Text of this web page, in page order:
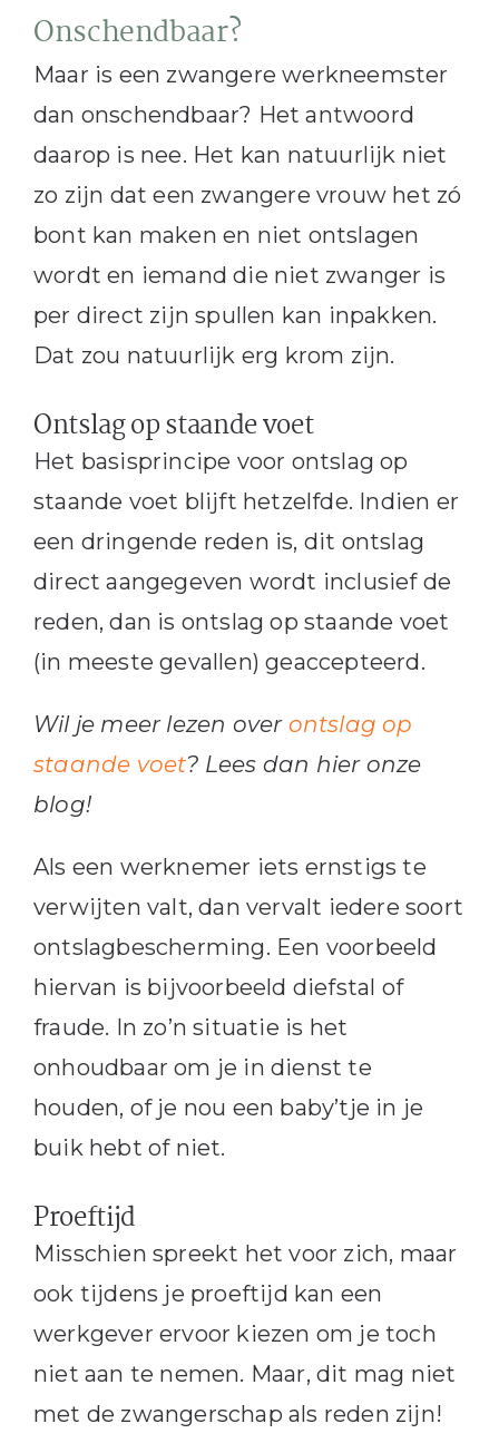
Onschendbaar?
Maar is een zwangere werkneemster
dan onschendbaar? Het antwoord
daarop is nee. Het kan natuurlijk niet
zo zijn dat een zwangere vrouw het zó
bont kan maken en niet ontslagen
wordt en iemand die niet zwanger is
per direct zijn spullen kan inpakken.
Dat zou natuurlijk erg krom zijn.
Ontslag op staande voet
Het basisprincipe voor ontslag op
staande voet blijft hetzelfde. Indien er
een dringende reden is, dit ontslag
direct aangegeven wordt inclusief de
reden, dan is ontslag op staande voet
(in meeste gevallen) geaccepteerd.
Wil je meer lezen over ontslag op
staande voet? Lees dan hier onze
blog!
Als een werknemer iets ernstigs te
verwijten valt, dan vervalt iedere soort
ontslagbescherming. Een voorbeeld
hiervan is bijvoorbeeld diefstal of
fraude. In zo’n situatie is het
onhoudbaar om je in dienst te
houden, of je nou een baby’tje in je
buik hebt of niet.
Proeftijd
Misschien spreekt het voor zich, maar
ook tijdens je proeftijd kan een
werkgever ervoor kiezen om je toch
niet aan te nemen. Maar, dit mag niet
met de zwangerschap als reden zijn!